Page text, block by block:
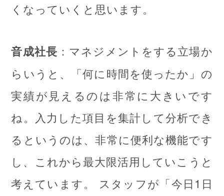
くなっていくと思います。
音成社長 ：マネジメントをする立場か
らいうと、「何に時間を使ったか」の
実績が見えるのは非常に大きいです
ね。入力した項目を集計して分析でき
るというのは、非常に便利な機能です
し、これから最大限活用していこうと
考えています。 スタッフが「今日1日